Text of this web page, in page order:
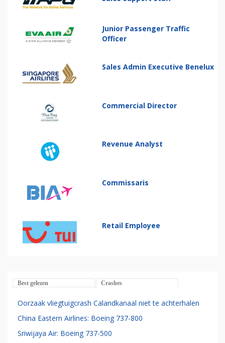
Junior Passenger Traffic
Officer
Sales Admin Executive Benelux
Commercial Director
Revenue Analyst
Commissaris
Retail Employee
Best gelezen Crashes
Oorzaak vliegtuigcrash Calandkanaal niet te achterhalen
China Eastern Airlines: Boeing 737-800
Sriwijaya Air: Boeing 737-500